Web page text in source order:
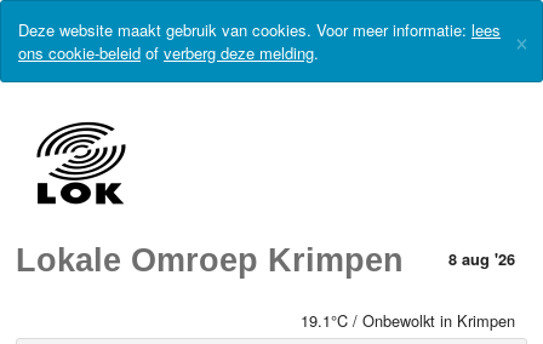
Deze website maakt gebruik van cookies. Voor meer informatie: lees
ons cookie-beleid of verberg deze melding. ×
Lokale Omroep Krimpen 8 aug '26
19.1°C / Onbewolkt in Krimpen